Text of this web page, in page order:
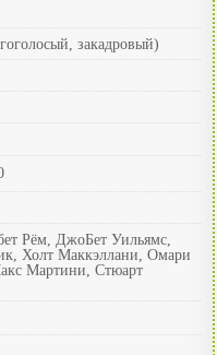
закадровый)
Рём, ДжоБет Уильямс,
Холт Маккэллани, Омари
Мартини, Стюарт